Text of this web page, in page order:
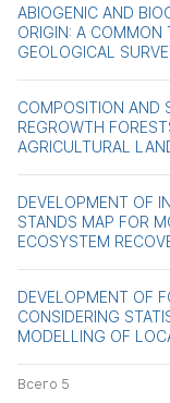
ABIOGENIC AND
ORIGIN: A COMMON
GEOLOGICAL
COMPOSITION AND
REGROWTH
AGRICULTURAL
DEVELOPMENT OF
STANDS MAP FOR
ECOSYSTEM
DEVELOPMENT OF
CONSIDERING
MODELLING OF
Всего 5